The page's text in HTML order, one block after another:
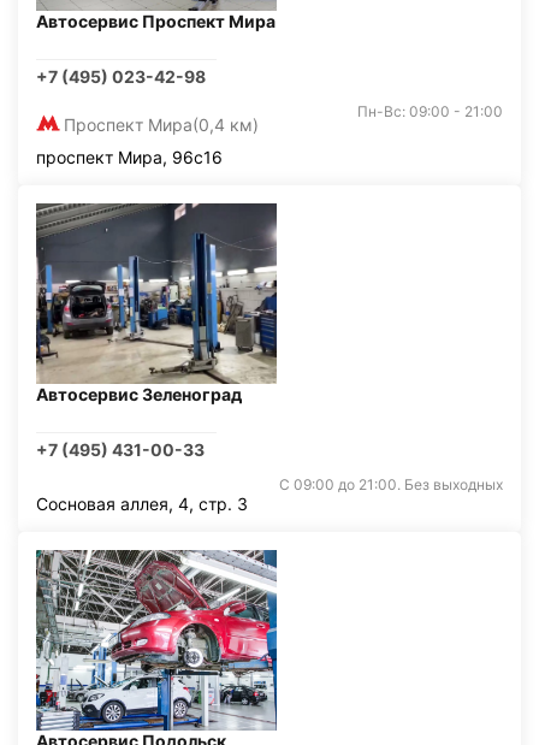
Автосервис Проспект Мира
+7 (495) 023-42-98
Проспект Мира(0,4 км)
Пн-Вс: 09:00 - 21:00
проспект Мира, 96с16
Автосервис Зеленоград
+7 (495) 431-00-33
С 09:00 до 21:00. Без выходных
Сосновая аллея, 4, стр. 3
Автосервис Подольск